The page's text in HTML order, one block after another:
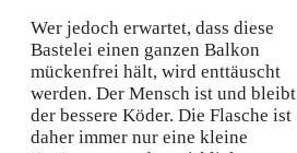
Wer jedoch erwartet, dass diese
Bastelei einen ganzen Balkon
mückenfrei hält, wird enttäuscht
werden. Der Mensch ist und bleibt
der bessere Köder. Die Flasche ist
daher immer nur eine kleine